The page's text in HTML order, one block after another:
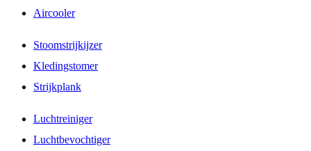
Aircooler
Stoomstrijkijzer
Kledingstomer
Strijkplank
Luchtreiniger
Luchtbevochtiger